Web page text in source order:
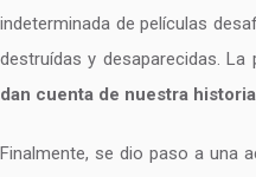
indeterminada de películas
destruídas y desaparecidas. La
dan cuenta de nuestra historia
Finalmente, se dio paso a una